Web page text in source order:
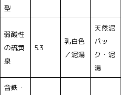
型
弱酸性
の硫黄
泉
5.3
乳白色
／泥湯
天然泥
パッ
ク・泥
湯
含鉄・